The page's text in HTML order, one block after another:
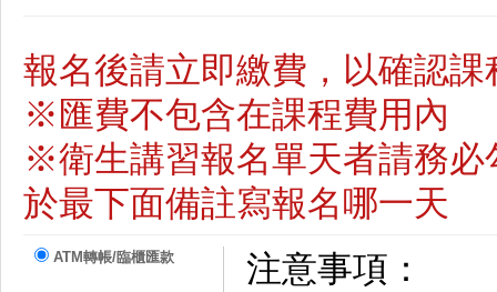
報名後請立即繳費，以確認課
※匯費不包含在課程費用內
※衛生講習報名單天者請務必
於最下面備註寫報名哪一天
ATM轉帳/臨櫃匯款
注意事項：